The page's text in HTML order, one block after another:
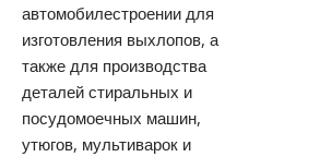
автомобилестроении для
изготовления выхлопов, а
также для производства
деталей стиральных и
посудомоечных машин,
утюгов, мультиварок и